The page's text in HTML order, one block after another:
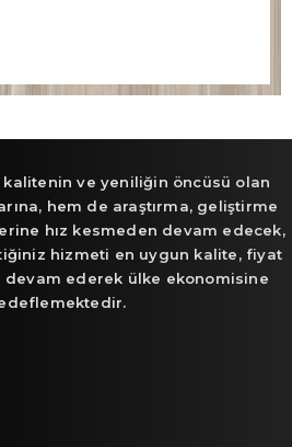
ve yeniliğin öncüsü olan
hem de araştırma, geliştirme
hız kesmeden devam edecek,
hizmeti en uygun kalite, fiyat
ederek ülke ekonomisine